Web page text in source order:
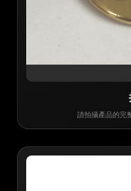
請拍攝產品的完